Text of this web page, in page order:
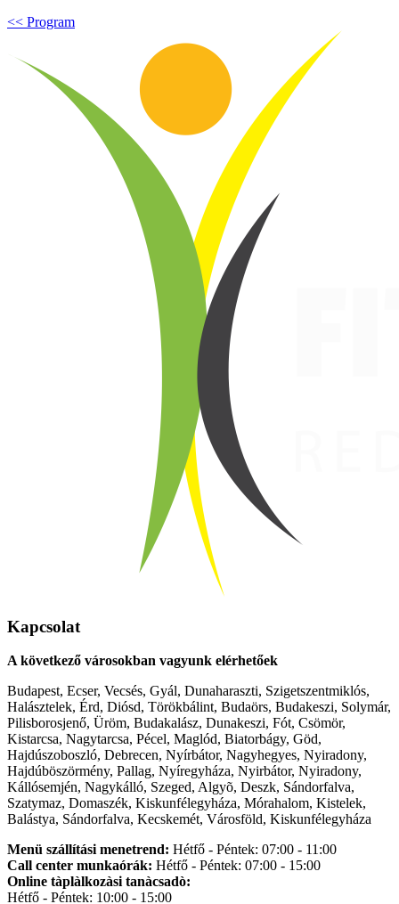
<< Program
Kapcsolat
A következő városokban vagyunk elérhetőek
Budapest, Ecser, Vecsés, Gyál, Dunaharaszti, Szigetszentmiklós,
Halásztelek, Érd, Diósd, Törökbálint, Budaörs, Budakeszi, Solymár,
Pilisborosjenő, Üröm, Budakalász, Dunakeszi, Fót, Csömör,
Kistarcsa, Nagytarcsa, Pécel, Maglód, Biatorbágy, Göd,
Hajdúszoboszló, Debrecen, Nyírbátor, Nagyhegyes, Nyiradony,
Hajdúböszörmény, Pallag, Nyíregyháza, Nyirbátor, Nyiradony,
Kállósemjén, Nagykálló, Szeged, Algyõ, Deszk, Sándorfalva,
Szatymaz, Domaszék, Kiskunfélegyháza, Mórahalom, Kistelek,
Balástya, Sándorfalva, Kecskemét, Városföld, Kiskunfélegyháza
Menü szállítási menetrend: Hétfő - Péntek: 07:00 - 11:00
Call center munkaórák: Hétfő - Péntek: 07:00 - 15:00
Online tàplàlkozàsi tanàcsadò:
Hétfő - Péntek: 10:00 - 15:00